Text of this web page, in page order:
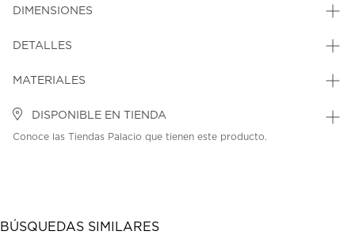
DIMENSIONES
DETALLES
MATERIALES
DISPONIBLE EN TIENDA
Conoce las Tiendas Palacio que tienen este producto.
BÚSQUEDAS SIMILARES